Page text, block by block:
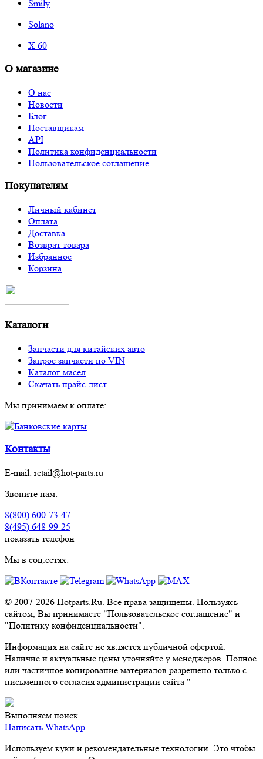
Smily
Solano
X 60
О магазине
О нас
Новости
Блог
Поставщикам
API
Политика конфиденциальности
Пользовательское соглашение
Покупателям
Личный кабинет
Оплата
Доставка
Возврат товара
Избранное
Корзина
Каталоги
Запчасти для китайских авто
Запрос запчасти по VIN
Каталог масел
Скачать прайс-лист
Мы принимаем к оплате:
Контакты
E-mail: retail@hot-parts.ru
Звоните нам:
8(800) 600-73-47
8(495) 648-99-25
показать телефон
Мы в соц.сетях:
© 2007-2026 Hotparts.Ru. Все права защищены. Пользуясь
сайтом, Вы принимаете "Пользовательское соглашение" и
"Политику конфиденциальности".
Информация на сайте не является публичной офертой.
Наличие и актуальные цены уточняйте у менеджеров. Полное
или частичное копирование материалов разрешено только с
письменного согласия администрации сайта "
Выполняем поиск...
Написать WhatsApp
Используем куки и рекомендательные технологии. Это чтобы